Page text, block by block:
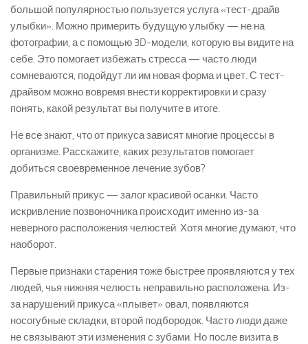
большой популярностью пользуется услуга «тест-драйв
улыбки». Можно примерить будущую улыбку — не на
фотографии, а с помощью 3D-модели, которую вы видите на
себе. Это помогает избежать стресса — часто люди
сомневаются, подойдут ли им новая форма и цвет. С тест-
драйвом можно вовремя внести корректировки и сразу
понять, какой результат вы получите в итоге.
Не все знают, что от прикуса зависят многие процессы в
организме. Расскажите, каких результатов помогает
добиться своевременное лечение зубов?
Правильный прикус — залог красивой осанки. Часто
искривление позвоночника происходит именно из-за
неверного расположения челюстей. Хотя многие думают, что
наоборот.
Первые признаки старения тоже быстрее проявляются у тех
людей, чья нижняя челюсть неправильно расположена. Из-
за нарушений прикуса «плывет» овал, появляются
носогубные складки, второй подбородок. Часто люди даже
не связывают эти изменения с зубами. Но после визита в